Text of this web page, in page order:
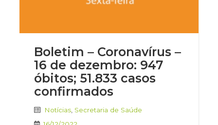
Boletim – Coronavírus –
16 de dezembro: 947
óbitos; 51.833 casos
confirmados
Notícias Secretaria de Saúde